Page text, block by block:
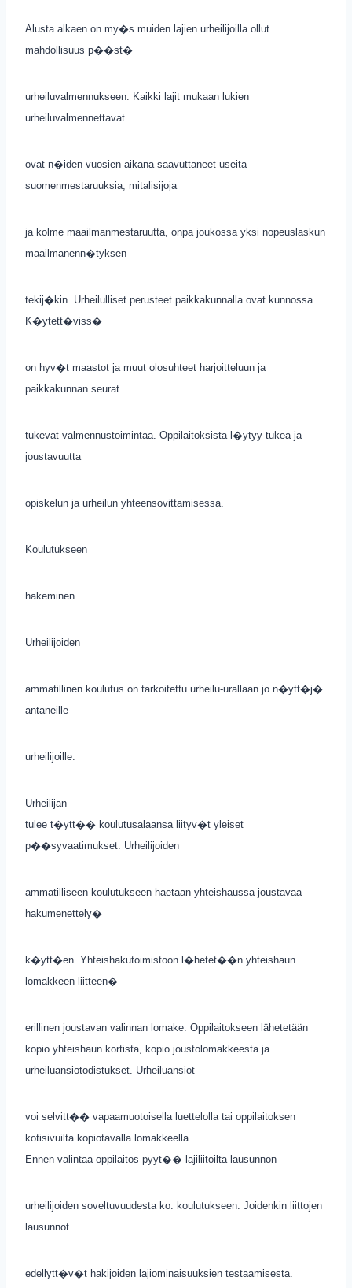
Alusta alkaen on my�s muiden lajien urheilijoilla ollut
mahdollisuus p��st�
urheiluvalmennukseen. Kaikki lajit mukaan lukien
urheiluvalmennettavat
ovat n�iden vuosien aikana saavuttaneet useita
suomenmestaruuksia, mitalisijoja
ja kolme maailmanmestaruutta, onpa joukossa yksi nopeuslaskun
maailmanenn�tyksen
tekij�kin. Urheilulliset perusteet paikkakunnalla ovat kunnossa.
K�ytett�viss�
on hyv�t maastot ja muut olosuhteet harjoitteluun ja
paikkakunnan seurat
tukevat valmennustoimintaa. Oppilaitoksista l�ytyy tukea ja
joustavuutta
opiskelun ja urheilun yhteensovittamisessa.
Koulutukseen
hakeminen
Urheilijoiden
ammatillinen koulutus on tarkoitettu urheilu-urallaan jo n�ytt�j�
antaneille
urheilijoille.
Urheilijan
tulee t�ytt�� koulutusalaansa liityv�t yleiset
p��syvaatimukset. Urheilijoiden
ammatilliseen koulutukseen haetaan yhteishaussa joustavaa
hakumenettely�
k�ytt�en. Yhteishakutoimistoon l�hetet��n yhteishaun
lomakkeen liitteen�
erillinen joustavan valinnan lomake. Oppilaitokseen lähetetään
kopio yhteishaun kortista, kopio joustolomakkeesta ja
urheiluansiotodistukset. Urheiluansiot
voi selvitt�� vapaamuotoisella luettelolla tai oppilaitoksen
kotisivuilta kopiotavalla lomakkeella.
Ennen valintaa oppilaitos pyyt�� lajiliitoilta lausunnon
urheilijoiden soveltuvuudesta ko. koulutukseen. Joidenkin liittojen
lausunnot
edellytt�v�t hakijoiden lajiominaisuuksien testaamisesta.